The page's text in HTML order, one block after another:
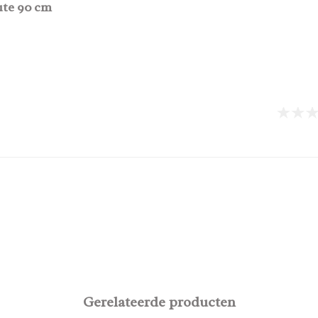
90 cm
Gerelateerde producten